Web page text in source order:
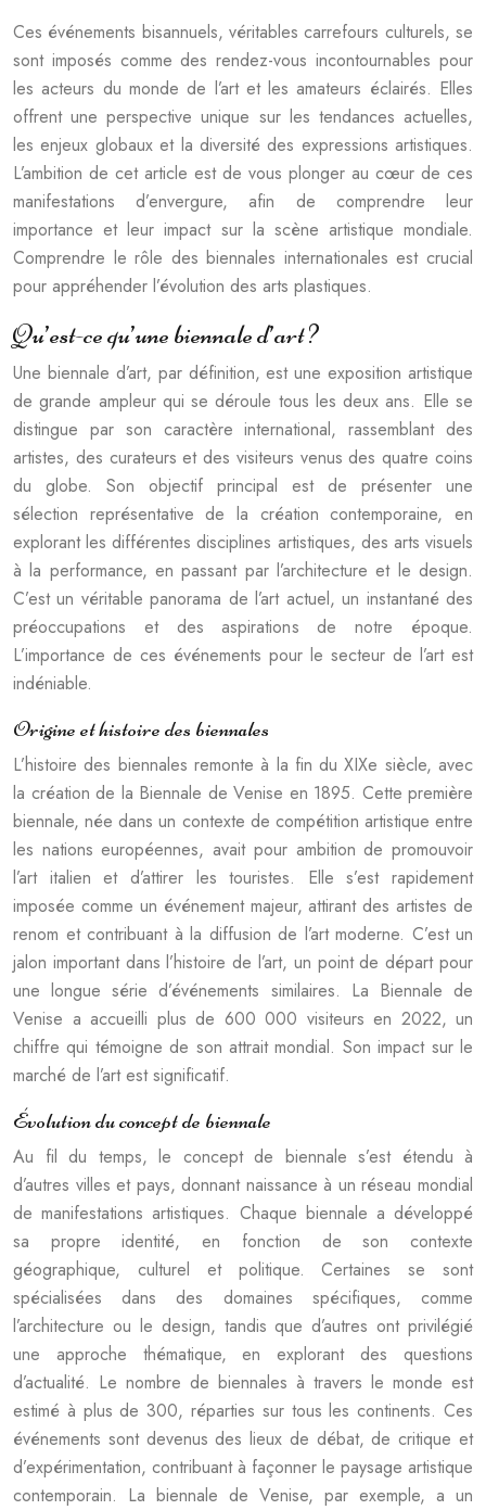
Ces événements bisannuels, véritables carrefours culturels, se
sont imposés comme des rendez-vous incontournables pour
les acteurs du monde de l’art et les amateurs éclairés. Elles
offrent une perspective unique sur les tendances actuelles,
les enjeux globaux et la diversité des expressions artistiques.
L’ambition de cet article est de vous plonger au cœur de ces
manifestations d’envergure, afin de comprendre leur
importance et leur impact sur la scène artistique mondiale.
Comprendre le rôle des biennales internationales est crucial
pour appréhender l’évolution des arts plastiques.
Qu’est-ce qu’une biennale d’art ?
Une biennale d’art, par définition, est une exposition artistique
de grande ampleur qui se déroule tous les deux ans. Elle se
distingue par son caractère international, rassemblant des
artistes, des curateurs et des visiteurs venus des quatre coins
du globe. Son objectif principal est de présenter une
sélection représentative de la création contemporaine, en
explorant les différentes disciplines artistiques, des arts visuels
à la performance, en passant par l’architecture et le design.
C’est un véritable panorama de l’art actuel, un instantané des
préoccupations et des aspirations de notre époque.
L’importance de ces événements pour le secteur de l’art est
indéniable.
Origine et histoire des biennales
L’histoire des biennales remonte à la fin du XIXe siècle, avec
la création de la Biennale de Venise en 1895. Cette première
biennale, née dans un contexte de compétition artistique entre
les nations européennes, avait pour ambition de promouvoir
l’art italien et d’attirer les touristes. Elle s’est rapidement
imposée comme un événement majeur, attirant des artistes de
renom et contribuant à la diffusion de l’art moderne. C’est un
jalon important dans l’histoire de l’art, un point de départ pour
une longue série d’événements similaires. La Biennale de
Venise a accueilli plus de 600 000 visiteurs en 2022, un
chiffre qui témoigne de son attrait mondial. Son impact sur le
marché de l’art est significatif.
Évolution du concept de biennale
Au fil du temps, le concept de biennale s’est étendu à
d’autres villes et pays, donnant naissance à un réseau mondial
de manifestations artistiques. Chaque biennale a développé
sa propre identité, en fonction de son contexte
géographique, culturel et politique. Certaines se sont
spécialisées dans des domaines spécifiques, comme
l’architecture ou le design, tandis que d’autres ont privilégié
une approche thématique, en explorant des questions
d’actualité. Le nombre de biennales à travers le monde est
estimé à plus de 300, réparties sur tous les continents. Ces
événements sont devenus des lieux de débat, de critique et
d’expérimentation, contribuant à façonner le paysage artistique
contemporain. La biennale de Venise, par exemple, a un